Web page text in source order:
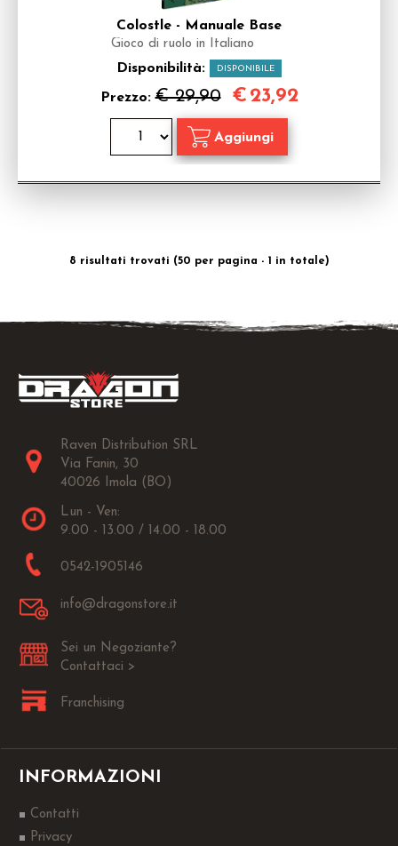
Colostle - Manuale Base
Gioco di ruolo in Italiano
Disponibilità: DISPONIBILE
Prezzo:€ 29,90 € 23,92
8 risultati trovati (50 per pagina - 1 in totale)
Raven Distribution SRL
Via Fanin, 30
40026 Imola (BO)
Lun - Ven:
9.00 - 13.00 / 14.00 - 18.00
0542-1905146
info@dragonstore.it
Sei un Negoziante?
Contattaci >
Franchising
INFORMAZIONI
Contatti
Privacy